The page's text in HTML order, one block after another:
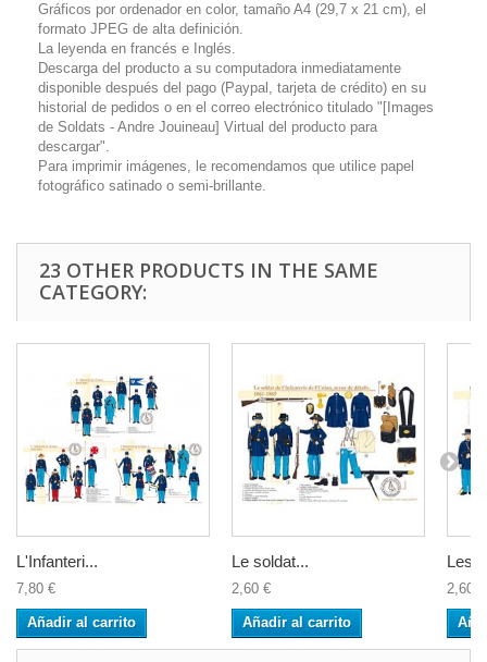
Gráficos por ordenador en color, tamaño A4 (29,7 x 21 cm), el
formato JPEG de alta definición.
La leyenda en francés e Inglés.
Descarga del producto a su computadora inmediatamente
disponible después del pago (Paypal, tarjeta de crédito) en su
historial de pedidos o en el correo electrónico titulado "[Images
de Soldats - Andre Jouineau] Virtual del producto para
descargar".
Para imprimir imágenes, le recomendamos que utilice papel
fotográfico satinado o semi-brillante.
23 OTHER PRODUCTS IN THE SAME
CATEGORY:
L'Infanteri...
7,80 €
Añadir al carrito
Le soldat...
2,60 €
Añadir al carrito
Les...
2,60 €